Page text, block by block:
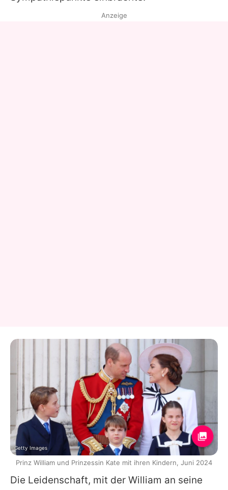
Die Leidenschaft, mit der William an seine
Anzeige
Getty Images
Prinz William und Prinzessin Kate mit ihren Kindern, Juni 2024